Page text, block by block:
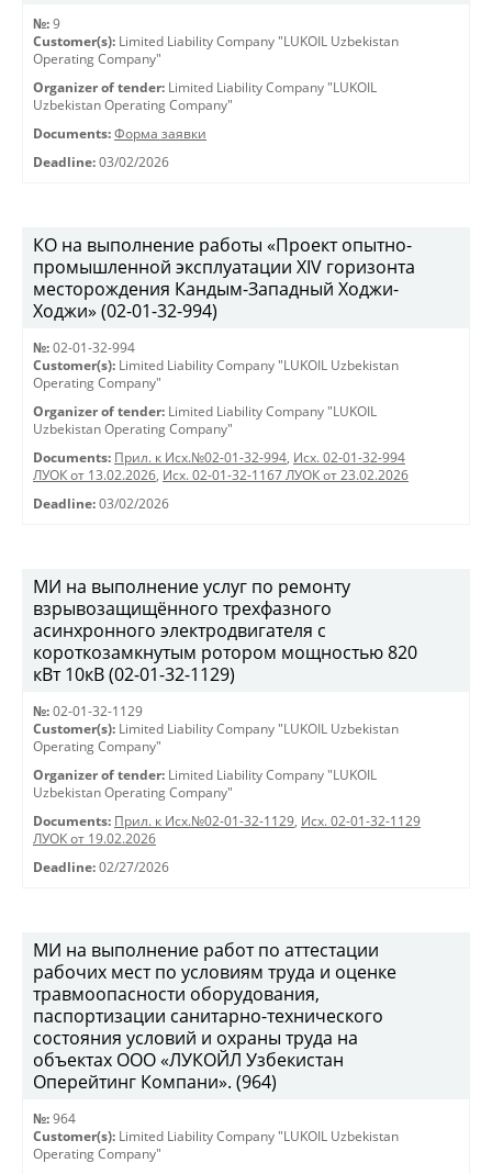
№: 9
Customer(s): Limited Liability Company "LUKOIL Uzbekistan
Operating Company"
Organizer of tender: Limited Liability Company "LUKOIL
Uzbekistan Operating Company"
Documents: Форма заявки
Deadline: 03/02/2026
КО на выполнение работы «Проект опытно-
промышленной эксплуатации XIV горизонта
месторождения Кандым-Западный Ходжи-
Ходжи» (02-01-32-994)
№: 02-01-32-994
Customer(s): Limited Liability Company "LUKOIL Uzbekistan
Operating Company"
Organizer of tender: Limited Liability Company "LUKOIL
Uzbekistan Operating Company"
Documents: Прил. к Исх.№02-01-32-994, Исх. 02-01-32-994
ЛУОК от 13.02.2026, Исх. 02-01-32-1167 ЛУОК от 23.02.2026
Deadline: 03/02/2026
МИ на выполнение услуг по ремонту
взрывозащищённого трехфазного
асинхронного электродвигателя с
короткозамкнутым ротором мощностью 820
кВт 10кВ (02-01-32-1129)
№: 02-01-32-1129
Customer(s): Limited Liability Company "LUKOIL Uzbekistan
Operating Company"
Organizer of tender: Limited Liability Company "LUKOIL
Uzbekistan Operating Company"
Documents: Прил. к Исх.№02-01-32-1129, Исх. 02-01-32-1129
ЛУОК от 19.02.2026
Deadline: 02/27/2026
МИ на выполнение работ по аттестации
рабочих мест по условиям труда и оценке
травмоопасности оборудования,
паспортизации санитарно-технического
состояния условий и охраны труда на
объектах ООО «ЛУКОЙЛ Узбекистан
Оперейтинг Компани». (964)
№: 964
Customer(s): Limited Liability Company "LUKOIL Uzbekistan
Operating Company"